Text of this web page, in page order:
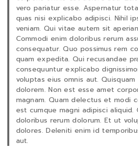
vero pariatur esse. Aspernatur
quas nisi explicabo adipisci. Nihil
veniam. Qui vitae autem sit
Commodi enim doloribus rerum
consequatur. Quo possimus rem
quam expedita. Qui recusandae
consequuntur explicabo
voluptas eius omnis aut.
dolorem. Non est esse amet
magnam. Quam delectus et modi
est cumque magni adipisci aliquid.
doloribus rerum dolorum. Et ut
dolores. Deleniti enim id
aut.